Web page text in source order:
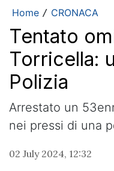
Home / CRONACA
Tentato
Torricella:
Polizia
Arrestato un
nei pressi di una
02 July 2024, 12:32